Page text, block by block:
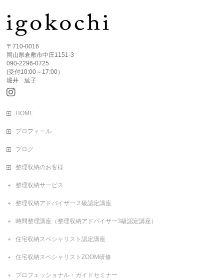
〒710-0016
岡山県倉敷市中庄1151-3
090-2296-0725
(受付10:00～17:00）
堀井 紘子
HOME
プロフィール
ブログ
整理収納のお客様
整理収納サービス
整理収納アドバイザー２級認定講座
時間整理講座（整理収納アドバイザー3級認定講座）
住宅収納スペシャリスト認定講座
住宅収納スペシャリストZOOM研修
プロフェッショナル・ガイドセミナー